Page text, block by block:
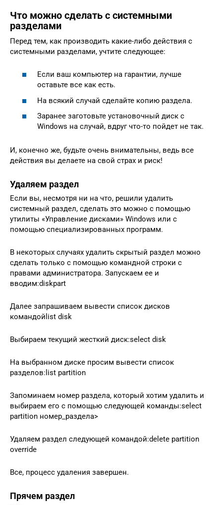
Что можно сделать с системными
разделами
Перед тем, как производить какие-либо действия с
системными разделами, учтите следующее:
Если ваш компьютер на гарантии, лучше
оставьте все как есть.
На всякий случай сделайте копию раздела.
Заранее заготовьте установочный диск с
Windows на случай, вдруг что-то пойдет не так.
И, конечно же, будьте очень внимательны, ведь все
действия вы делаете на свой страх и риск!
Удаляем раздел
Если вы, несмотря ни на что, решили удалить
системный раздел, сделать это можно с помощью
утилиты «Управление дисками» Windows или с
помощью специализированных программ.
В некоторых случаях удалить скрытый раздел можно
сделать только с помощью командной строки с
правами администратора. Запускаем ее и
вводим:diskpart
Далее запрашиваем вывести список дисков
командойlist disk
Выбираем текущий жесткий диск:select disk
На выбранном диске просим вывести список
разделов:list partition
Запоминаем номер раздела, который хотим удалить и
выбираем его с помощью следующей команды:select
partition номер_раздела>
Удаляем раздел следующей командой:delete partition
override
Все, процесс удаления завершен.
Прячем раздел